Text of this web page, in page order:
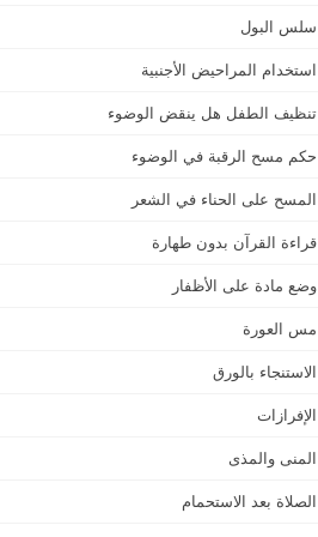
سلس البول
استخدام المراحيض الأجنبية
تنظيف الطفل هل ينقض الوضوء
حكم مسح الرقبة في الوضوء
المسح على الحناء في الشعر
قراءة القرآن بدون طهارة
وضع مادة على الأظفار
مس العورة
الاستنجاء بالورق
الإفرازات
المنى والمذى
الصلاة بعد الاستحمام